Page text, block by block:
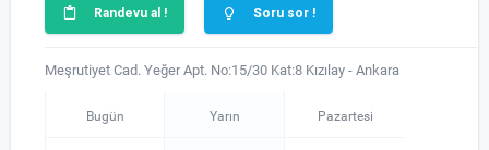
Randevu al ! Soru sor !
Meşrutiyet Cad. Yeğer Apt. No:15/30 Kat:8 Kızılay - Ankara
Bugün Yarın Pazartesi